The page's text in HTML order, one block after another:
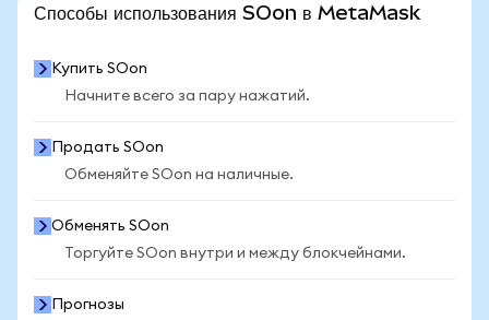
Способы использования SOon в MetaMask
Купить SOon
Начните всего за пару нажатий.
Продать SOon
Обменяйте SOon на наличные.
Обменять SOon
Торгуйте SOon внутри и между блокчейнами.
Прогнозы